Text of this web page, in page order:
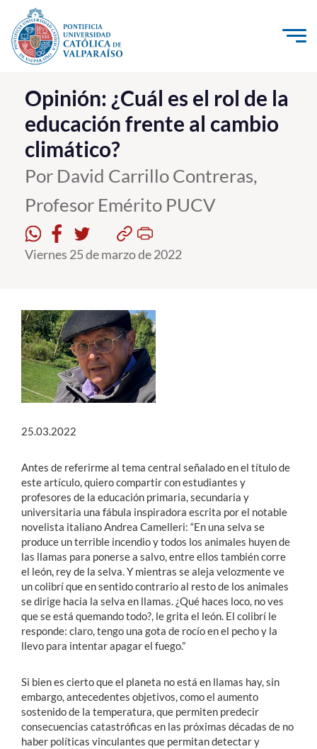
Click acá para ir directamente al contenido
La Universidad
Investigación, Creación e Innovación
PUCV Internacional
Vinculación con el Medio
Admisión
Pregrado
Formación Continua
Estudiantes
Académicos
Alumni
English
Opinión: ¿Cuál es el rol de la
educación frente al cambio
climático?
Por David Carrillo Contreras,
Profesor Emérito PUCV
Viernes 25 de marzo de 2022
25.03.2022
Antes de referirme al tema central señalado en el título de
este artículo, quiero compartir con estudiantes y
profesores de la educación primaria, secundaria y
universitaria una fábula inspiradora escrita por el notable
novelista italiano Andrea Camelleri: “En una selva se
produce un terrible incendio y todos los animales huyen de
las llamas para ponerse a salvo, entre ellos también corre
el león, rey de la selva. Y mientras se aleja velozmente ve
un colibrí que en sentido contrario al resto de los animales
se dirige hacia la selva en llamas. ¿Qué haces loco, no ves
que se está quemando todo?, le grita el león. El colibrí le
responde: claro, tengo una gota de rocío en el pecho y la
llevo para intentar apagar el fuego.”
Si bien es cierto que el planeta no está en llamas hay, sin
embargo, antecedentes objetivos, como el aumento
sostenido de la temperatura, que permiten predecir
consecuencias catastróficas en las próximas décadas de no
haber políticas vinculantes que permitan detectar y